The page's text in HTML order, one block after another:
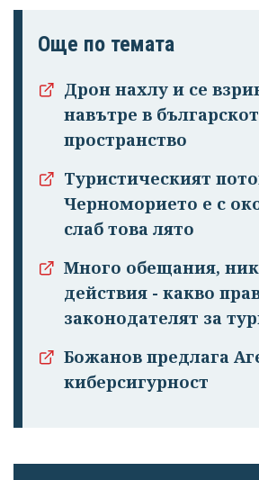
Още по темата
Дрон нахлу и се
навътре в
пространство
Туристическият
Черноморието е с
слаб това лято
Много обещания,
действия - какво
законодателят за
Божанов предлага
киберсигурност